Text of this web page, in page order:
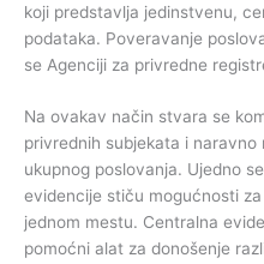
koji predstavlja jedinstvenu,
podataka. Poveravanje
se Agenciji za privredne
Na ovakav način stvara se
privrednih subjekata i
ukupnog poslovanja. Ujedno
evidencije stiču mogućnosti
jednom mestu. Centralna
pomoćni alat za donošenje